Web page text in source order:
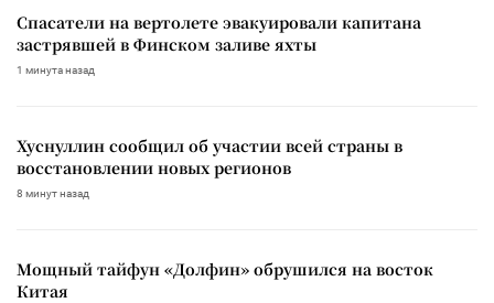
Спасатели на вертолете эвакуировали капитана
застрявшей в Финском заливе яхты
1 минута назад
Хуснуллин сообщил об участии всей страны в
восстановлении новых регионов
8 минут назад
Мощный тайфун «Долфин» обрушился на восток
Китая